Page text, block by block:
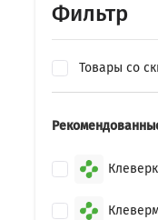
Фильтр
Товары со